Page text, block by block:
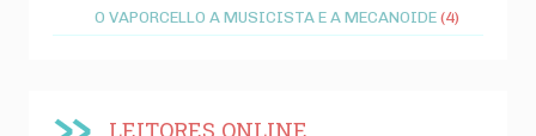
O VAPORCELLO A MUSICISTA E A MECANOIDE(4)